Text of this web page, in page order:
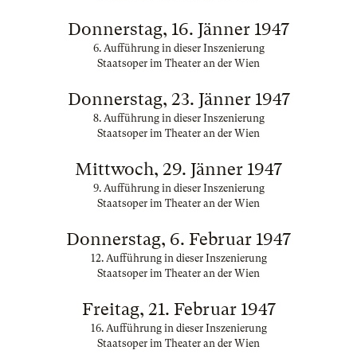
Donnerstag, 16. Jänner 1947
6. Aufführung in dieser Inszenierung
Staatsoper im Theater an der Wien
Donnerstag, 23. Jänner 1947
8. Aufführung in dieser Inszenierung
Staatsoper im Theater an der Wien
Mittwoch, 29. Jänner 1947
9. Aufführung in dieser Inszenierung
Staatsoper im Theater an der Wien
Donnerstag, 6. Februar 1947
12. Aufführung in dieser Inszenierung
Staatsoper im Theater an der Wien
Freitag, 21. Februar 1947
16. Aufführung in dieser Inszenierung
Staatsoper im Theater an der Wien